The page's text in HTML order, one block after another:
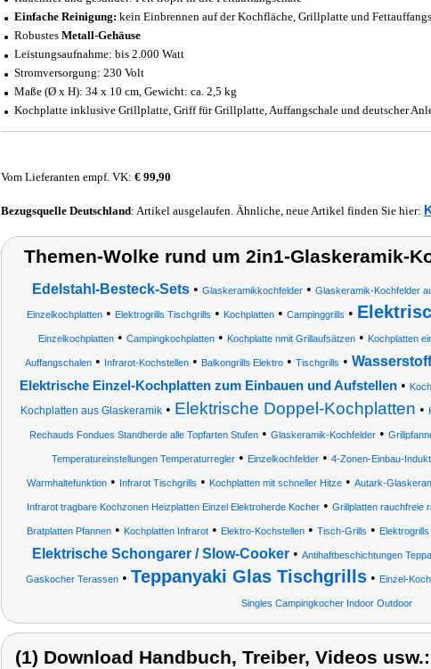
Einfache Reinigung: kein Einbrennen auf der Kochfläche, Grillplatte und
Robustes Metall-Gehäuse
Leistungsaufnahme: bis 2.000 Watt
Stromversorgung: 230 Volt
Maße (Ø x H): 34 x 10 cm, Gewicht: ca. 2,5 kg
Kochplatte inklusive Grillplatte, Griff für Grillplatte, Auffangschale und deutscher
Vom Lieferanten empf. VK: € 99,90
Bezugsquelle Deutschland: Artikel ausgelaufen. Ähnliche, neue Artikel finden Sie hier:
Themen-Wolke rund um 2in1-Glaskeramik-
Edelstahl-Besteck-Sets• Glaskeramikkochfelder• Glaskeramik-Kochfelder
Einzelkochplatten • Elektrogrills Tischgrills • Kochplatten • Campinggrills •
Einzelkochplatten • Campingkochplatten • Kochplatte nmit Grillaufsätzen • Kochplatten
Auffangschalen• Infrarot-Kochstellen• Balkongrills Elektro• Tischgrills •
Elektrische Einzel-Kochplatten zum Einbauen und Aufstellen•
Kochplatten aus Glaskeramik• Elektrische Doppel-Kochplatten •
Rechauds Fondues Standherde alle Topfarten Stufen • Glaskeramik-Kochfelder •
Temperatureinstellungen Temperaturregler• Einzelkochfelder• 4-Zonen-Einbau-
Warmhaltefunktion• Infrarot Tischgrills • Kochplatten mit schneller Hitze• Autark-
Infrarot tragbare Kochzonen Heizplatten Einzel Elektroherde Kocher• Grillplatten rauchfreie
Bratplatten Pfannen • Kochplatten Infrarot • Elektro-Kochstellen • Tisch-Grills • Elektrogrills
Elektrische Schongarer / Slow-Cooker• Antihaftbeschichtungen
Gaskocher Terassen • Teppanyaki Glas Tischgrills • Einzel-
Singles Campingkocher Indoor Outdoor
(1) Download Handbuch, Treiber, Videos usw.: